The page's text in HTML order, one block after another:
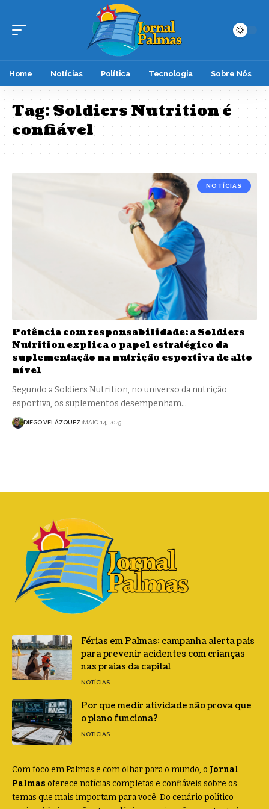
Home Notícias Política Tecnologia Sobre Nós
Tag:Soldiers Nutrition é
confiável
NOTÍCIAS
Potência com responsabilidade: a Soldiers
Nutrition explica o papel estratégico da
suplementação na nutrição esportiva de alto
nível
Segundo a Soldiers Nutrition, no universo da nutrição
esportiva, os suplementos desempenham…
DIEGO VELÁZQUEZ MAIO 14, 2025
Férias em Palmas: campanha alerta pais
para prevenir acidentes com crianças
nas praias da capital
NOTÍCIAS
Por que medir atividade não prova que
o plano funciona?
NOTÍCIAS
Com foco em Palmas e com olhar para o mundo, o Jornal
Palmas oferece notícias completas e confiáveis sobre os
temas que mais importam para você. Do cenário político